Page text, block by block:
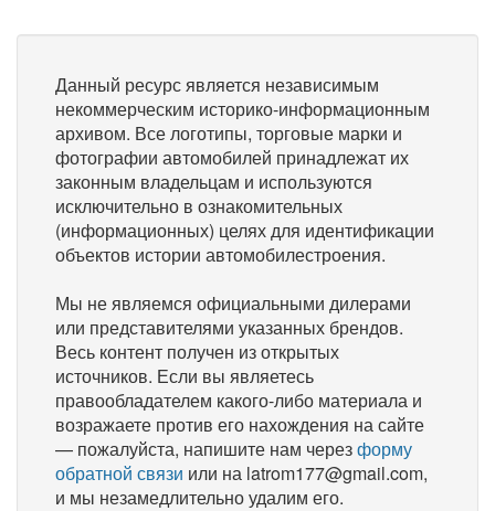
Данный ресурс является независимым
некоммерческим историко-информационным
архивом. Все логотипы, торговые марки и
фотографии автомобилей принадлежат их
законным владельцам и используются
исключительно в ознакомительных
(информационных) целях для идентификации
объектов истории автомобилестроения.
Мы не являемся официальными дилерами
или представителями указанных брендов.
Весь контент получен из открытых
источников. Если вы являетесь
правообладателем какого-либо материала и
возражаете против его нахождения на сайте
— пожалуйста, напишите нам черезформу
обратной связи или на latrom177@gmail.com,
и мы незамедлительно удалим его.